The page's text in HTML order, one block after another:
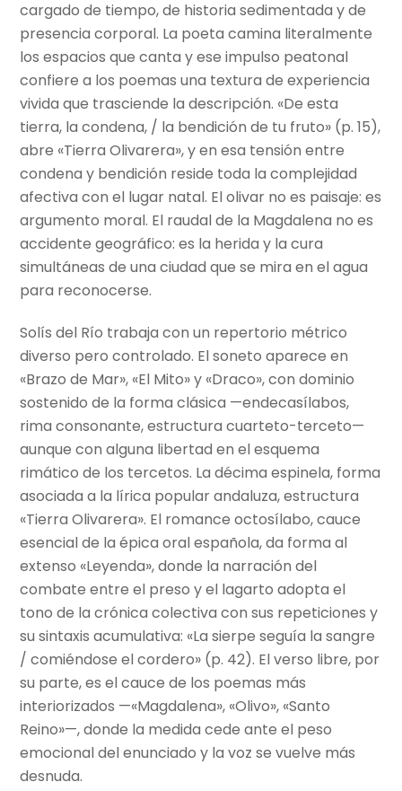
cargado de tiempo, de historia sedimentada y de
presencia corporal. La poeta camina literalmente
los espacios que canta y ese impulso peatonal
confiere a los poemas una textura de experiencia
vivida que trasciende la descripción. «De esta
tierra, la condena, / la bendición de tu fruto» (p. 15),
abre «Tierra Olivarera», y en esa tensión entre
condena y bendición reside toda la complejidad
afectiva con el lugar natal. El olivar no es paisaje: es
argumento moral. El raudal de la Magdalena no es
accidente geográfico: es la herida y la cura
simultáneas de una ciudad que se mira en el agua
para reconocerse.
Solís del Río trabaja con un repertorio métrico
diverso pero controlado. El soneto aparece en
«Brazo de Mar», «El Mito» y «Draco», con dominio
sostenido de la forma clásica —endecasílabos,
rima consonante, estructura cuarteto-terceto—
aunque con alguna libertad en el esquema
rimático de los tercetos. La décima espinela, forma
asociada a la lírica popular andaluza, estructura
«Tierra Olivarera». El romance octosílabo, cauce
esencial de la épica oral española, da forma al
extenso «Leyenda», donde la narración del
combate entre el preso y el lagarto adopta el
tono de la crónica colectiva con sus repeticiones y
su sintaxis acumulativa: «La sierpe seguía la sangre
/ comiéndose el cordero» (p. 42). El verso libre, por
su parte, es el cauce de los poemas más
interiorizados —«Magdalena», «Olivo», «Santo
Reino»—, donde la medida cede ante el peso
emocional del enunciado y la voz se vuelve más
desnuda.